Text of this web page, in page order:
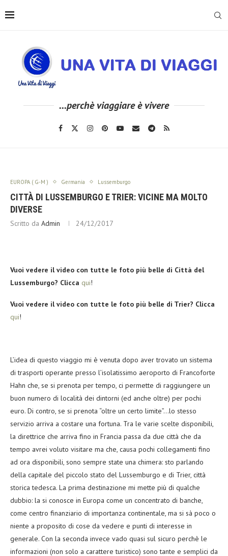
...perchè viaggiare è vivere
EUROPA ( G-M ) Germania Lussemburgo
CITTÀ DI LUSSEMBURGO E TRIER: VICINE MA MOLTO
DIVERSE
Scritto da Admin 24/12/2017
Vuoi vedere il video con tutte le foto più belle di Città del
Lussemburgo? Clicca qui!
Vuoi vedere il video con tutte le foto più belle di Trier? Clicca
qui!
L’idea di questo viaggio mi è venuta dopo aver trovato un sistema
di trasporti operante presso l’isolatissimo aeroporto di Francoforte
Hahn che, se si prenota per tempo, ci permette di raggiungere un
buon numero di località dei dintorni (ed anche oltre) per pochi
euro. Di contro, se si prenota “oltre un certo limite”…lo stesso
servizio arriva a costare una fortuna. Tra le varie scelte disponibili,
la direttrice che arriva fino in Francia passa da due città che da
tempo avrei voluto visitare ma che, causa pochi collegamenti fino
ad ora disponibili, sono sempre state una chimera: sto parlando
della capitale del piccolo stato del Lussemburgo e di Trier, città
storica tedesca. La prima destinazione mi mette più di qualche
dubbio: la si conosce in Europa come un concentrato di banche,
come centro finanziario di importanza continentale, ma si sà poco o
niente a proposito di cose da vedere e punti di interesse in
generale. Con la seconda invece vado quasi sul sicuro perchè le
informazioni (non solo a carattere turistico) sono tante e semplici da